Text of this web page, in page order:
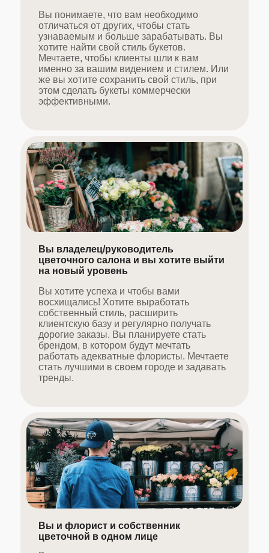
Вы понимаете, что вам необходимо
отличаться от других, чтобы стать
узнаваемым и больше зарабатывать. Вы
хотите найти свой стиль букетов.
Мечтаете, чтобы клиенты шли к вам
именно за вашим видением и стилем. Или
же вы хотите сохранить свой стиль, при
этом сделать букеты коммерчески
эффективными.
Вы владелец/руководитель
цветочного салона и вы хотите выйти
на новый уровень
Вы хотите успеха и чтобы вами
восхищались! Хотите выработать
собственный стиль, расширить
клиентскую базу и регулярно получать
дорогие заказы. Вы планируете стать
брендом, в котором будут мечтать
работать адекватные флористы. Мечтаете
стать лучшими в своем городе и задавать
тренды.
Вы и флорист и собственник
цветочной в одном лице